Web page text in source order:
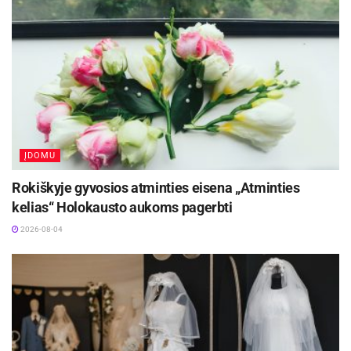
Aktualios naujienos
Kėdainių kultūros centras organizuoja
pavėžėjimą prie kėdainiečių pastatyto kryžiaus
Baltijos kelyje
2026-08-05
Biržuose vyko tradicinė miesto šventė „Biržai –
sostinė mano“
2026-08-05
Taip pat žinomas režisierius pastebi, kad „Freken
Julija“ – tai pjesė, kuri leidžia panirti į paslapčių ir
nuojautų kupiną pasaulį. „Teatras tik tada ir turi
prasmę, kai jis perkelia žiūrovą į vaizduotės
pasaulį, atplėšia nuo kasdienybės ir tokiu būdu
padeda sugrįžti į tylą, kurioje žmogus gali kelti
ĮDOMU
Rokiškyje gyvosios atminties eisena „Atminties
kelias“ Holokausto aukoms pagerbti
2026-08-04